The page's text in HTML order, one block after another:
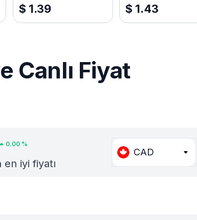
$ 1.39 $ 1.43
Canlı Fiyat
0.00 %
en iyi fiyatı
CAD